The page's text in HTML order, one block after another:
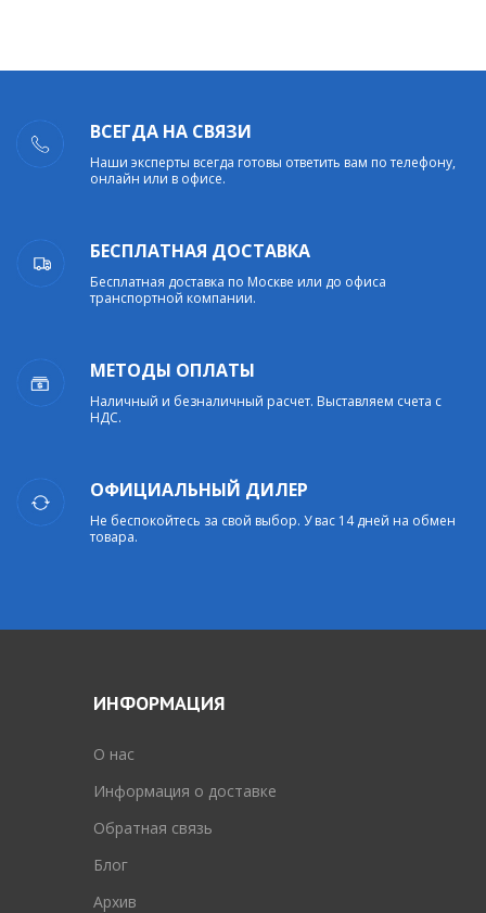
ВСЕГДА НА СВЯЗИ
Наши эксперты всегда готовы ответить вам по телефону,
онлайн или в офисе.
БЕСПЛАТНАЯ ДОСТАВКА
Бесплатная доставка по Москве или до офиса
транспортной компании.
МЕТОДЫ ОПЛАТЫ
Наличный и безналичный расчет. Выставляем счета с
НДС.
ОФИЦИАЛЬНЫЙ ДИЛЕР
Не беспокойтесь за свой выбор. У вас 14 дней на обмен
товара.
ИНФОРМАЦИЯ
O нас
Информация о доставке
Обратная связь
Блог
Архив